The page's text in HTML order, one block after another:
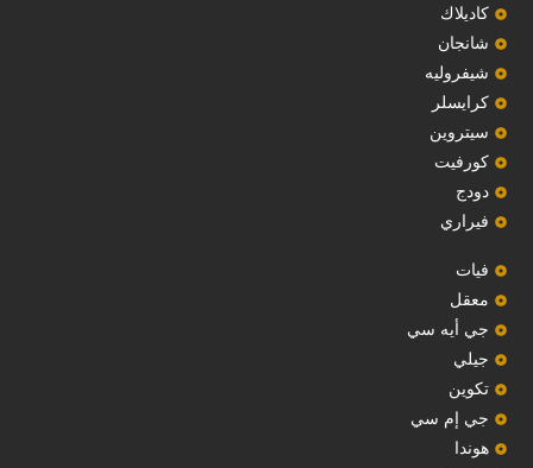
كاديلاك
‏شانجان‏
شيفروليه
‏كرايسلر‏
سيتروين
‏كورفيت‏
دودج
فيراري
فيات
معقل
‏جي أيه سي‏
جيلي
‏تكوين‏
جي إم سي
هوندا